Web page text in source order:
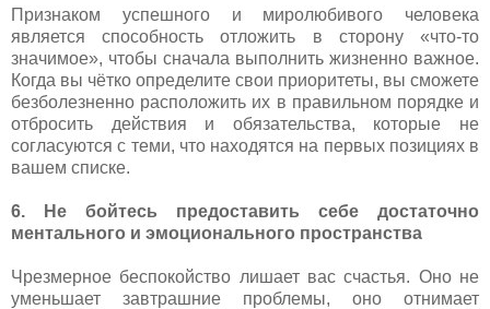
Признаком успешного и миролюбивого человека
является способность отложить в сторону «что-то
значимое», чтобы сначала выполнить жизненно важное.
Когда вы чётко определите свои приоритеты, вы сможете
безболезненно расположить их в правильном порядке и
отбросить действия и обязательства, которые не
согласуются с теми, что находятся на первых позициях в
вашем списке.
6. Не бойтесь предоставить себе достаточно
ментального и эмоционального пространства
Чрезмерное беспокойство лишает вас счастья. Оно не
уменьшает завтрашние проблемы, оно отнимает